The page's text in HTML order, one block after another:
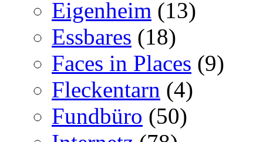
Eigenheim (13)
Essbares (18)
Faces in Places (9)
Fleckentarn (4)
Fundbüro (50)